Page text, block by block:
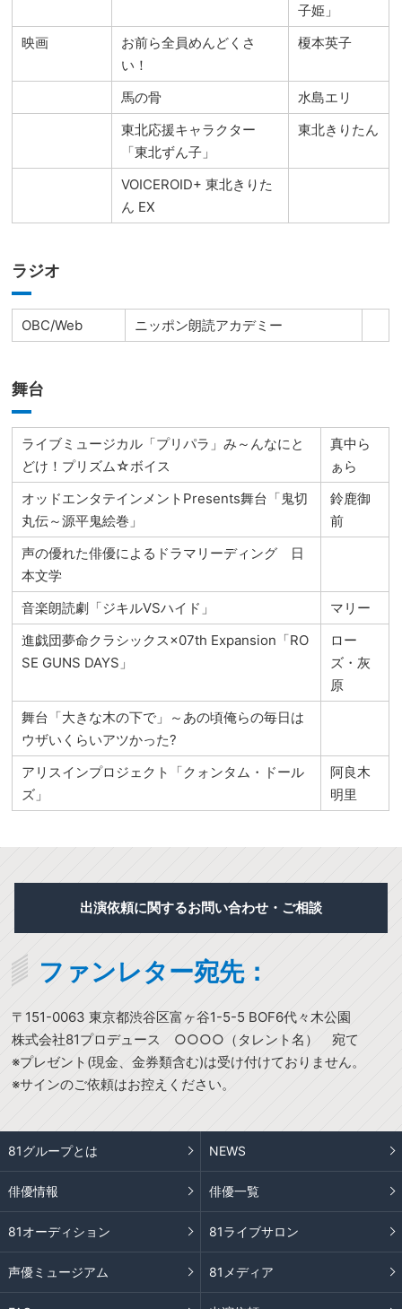
子姫」
映画
お前ら全員めんどくさ
い！
榎本英子
馬の骨
水島エリ
東北応援キャラクター
「東北ずん子」
東北きりたん
VOICEROID+ 東北きりた
ん EX
ラジオ
OBC/Web ニッポン朗読アカデミー
舞台
ライブミュージカル「プリパラ」み～んなにと
どけ！プリズム☆ボイス
真中ら
ぁら
オッドエンタテインメントPresents舞台「鬼切
丸伝～源平鬼絵巻」
鈴鹿御
前
声の優れた俳優によるドラマリーディング 日
本文学
音楽朗読劇「ジキルVSハイド」
マリー
進戯団夢命クラシックス×07th Expansion「RO
SE GUNS DAYS」
ロー
ズ・灰
原
舞台「大きな木の下で」～あの頃俺らの毎日は
ウザいくらいアツかった?
アリスインプロジェクト「クォンタム・ドール
ズ」
阿良木
明里
出演依頼に関するお問い合わせ・ご相談
ファンレター宛先：
〒151-0063 東京都渋谷区富ヶ谷1-5-5 BOF6代々木公園
株式会社81プロデュース ○○○○（タレント名） 宛て
※プレゼント(現金、金券類含む)は受け付けておりません。
※サインのご依頼はお控えください。
81グループとは NEWS
俳優情報 俳優一覧
81オーディション 81ライブサロン
声優ミュージアム 81メディア